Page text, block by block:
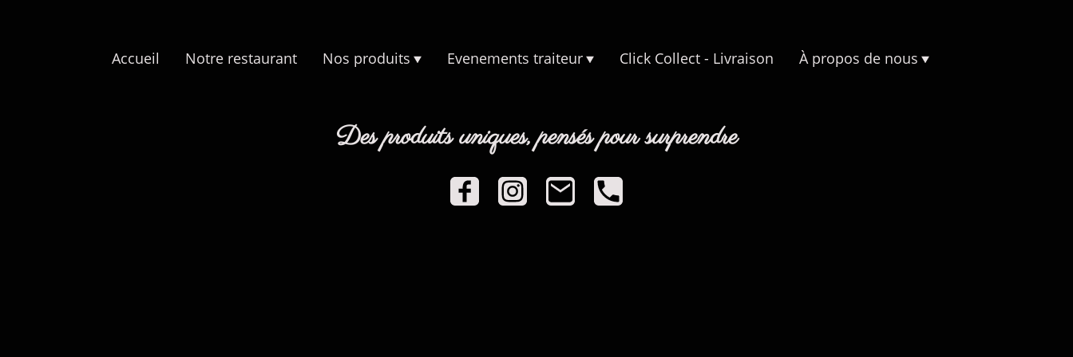
Accueil Notre restaurant Nos produits Evenements traiteur Click Collect - Livraison À propos de nous
Des produits uniques, pensés pour surprendre